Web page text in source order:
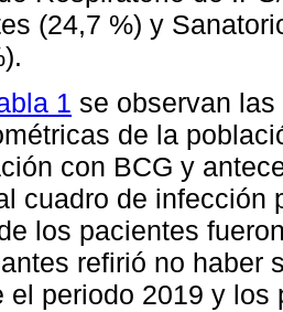
(24,7 %) y
1 se observan
de la
con BCG y
cuadro de infección
los pacientes
refirió no haber
el periodo 2019 y